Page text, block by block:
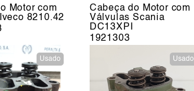
Motor com
8210.42
Cabeça do Motor com
Válvulas Scania
DC13XPI
1921303
Usado Usado